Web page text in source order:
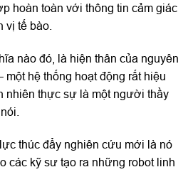
hoàn toàn với thông tin cảm giác
vị tế bào.
nào đó, là hiện thân của nguyên
hệ thống hoạt động rất hiệu
nhiên thực sự là một người thầy
thúc đẩy nghiên cứu mới là nó
các kỹ sư tạo ra những robot linh